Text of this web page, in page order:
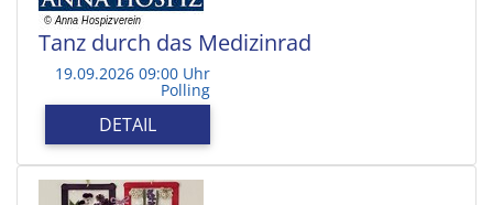
Tanz durch das Medizinrad
19.09.2026 09:00 Uhr
Polling
DETAIL